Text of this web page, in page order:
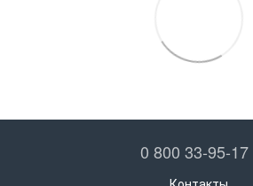
0 800 33-95-17